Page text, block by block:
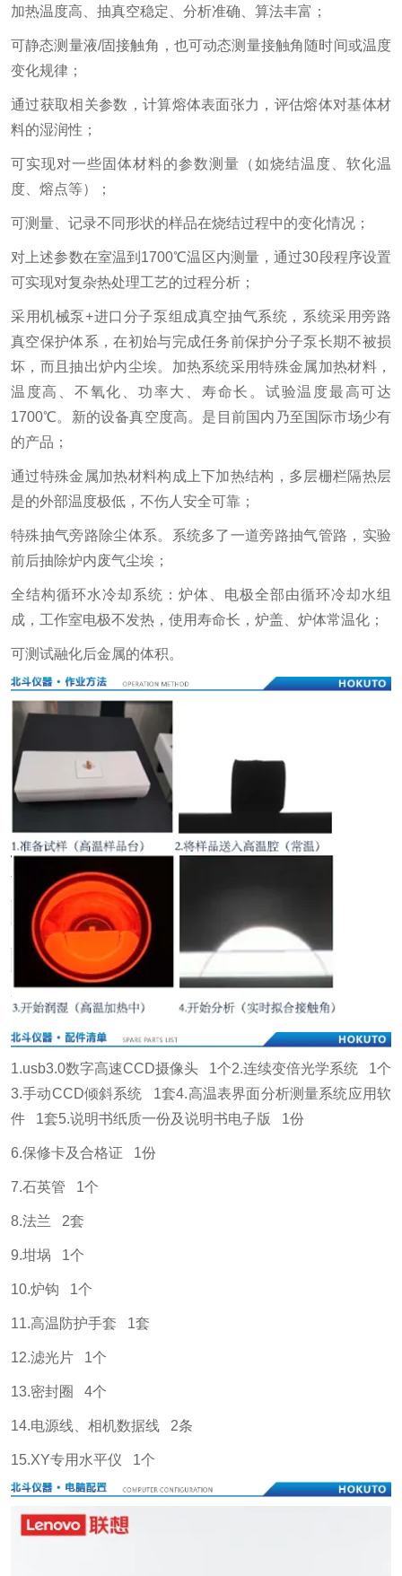
加热温度高、抽真空稳定、分析准确、算法丰富；
可静态测量液/固接触角，也可动态测量接触角随时间或温度
变化规律；
通过获取相关参数，计算熔体表面张力，评估熔体对基体材
料的湿润性；
可实现对一些固体材料的参数测量（如烧结温度、软化温
度、熔点等）；
可测量、记录不同形状的样品在烧结过程中的变化情况；
对上述参数在室温到1700℃温区内测量，通过30段程序设置
可实现对复杂热处理工艺的过程分析；
采用机械泵+进口分子泵组成真空抽气系统，系统采用旁路
真空保护体系，在初始与完成任务前保护分子泵长期不被损
坏，而且抽出炉内尘埃。加热系统采用特殊金属加热材料，
温度高、不氧化、功率大、寿命长。试验温度最高可达
1700℃。新的设备真空度高。是目前国内乃至国际市场少有
的产品；
通过特殊金属加热材料构成上下加热结构，多层栅栏隔热层
是的外部温度极低，不伤人安全可靠；
特殊抽气旁路除尘体系。系统多了一道旁路抽气管路，实验
前后抽除炉内废气尘埃；
全结构循环水冷却系统：炉体、电极全部由循环冷却水组
成，工作室电极不发热，使用寿命长，炉盖、炉体常温化；
可测试融化后金属的体积。
1.usb3.0数字高速CCD摄像头 1个2.连续变倍光学系统 1个
3.手动CCD倾斜系统 1套4.高温表界面分析测量系统应用软
件 1套5.说明书纸质一份及说明书电子版 1份
6.保修卡及合格证 1份
7.石英管 1个
8.法兰 2套
9.坩埚 1个
10.炉钩 1个
11.高温防护手套 1套
12.滤光片 1个
13.密封圈 4个
14.电源线、相机数据线 2条
15.XY专用水平仪 1个